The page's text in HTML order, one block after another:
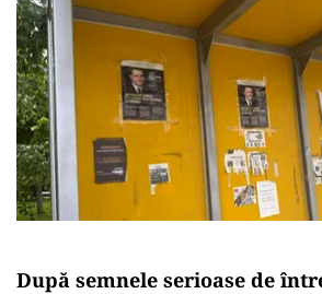
După semnele serioase de